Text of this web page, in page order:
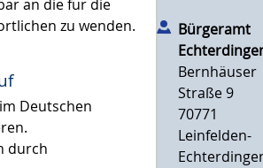
an die für die
zu wenden.
Deutschen
durch
Bürgeramt
Bernhäuser
Straße 9
70771
Leinfelden-